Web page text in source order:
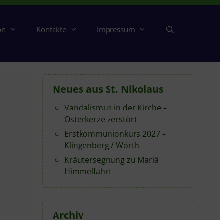
Kontakte Impressum
Neues aus St. Nikolaus
Vandalismus in der Kirche –
Osterkerze zerstört
Erstkommunionkurs 2027 –
Klingenberg / Wörth
Kräutersegnung zu Mariä
Himmelfahrt
Archiv